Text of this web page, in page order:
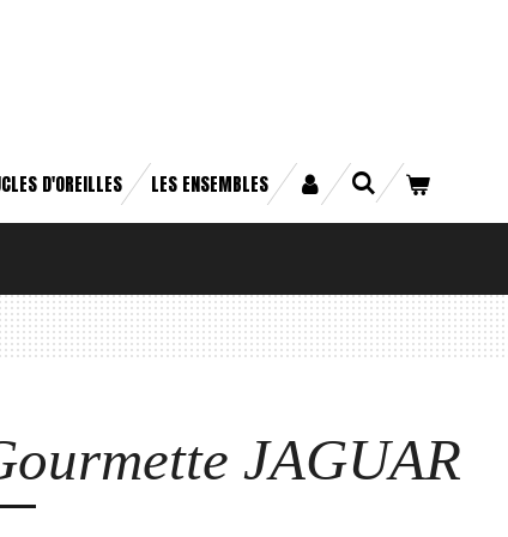
D'OREILLES LES ENSEMBLES
JAGUAR